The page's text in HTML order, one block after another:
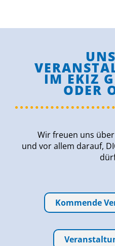
IM EKIZ
ODER
Wir freuen uns
und vor allem darauf,
Kommende